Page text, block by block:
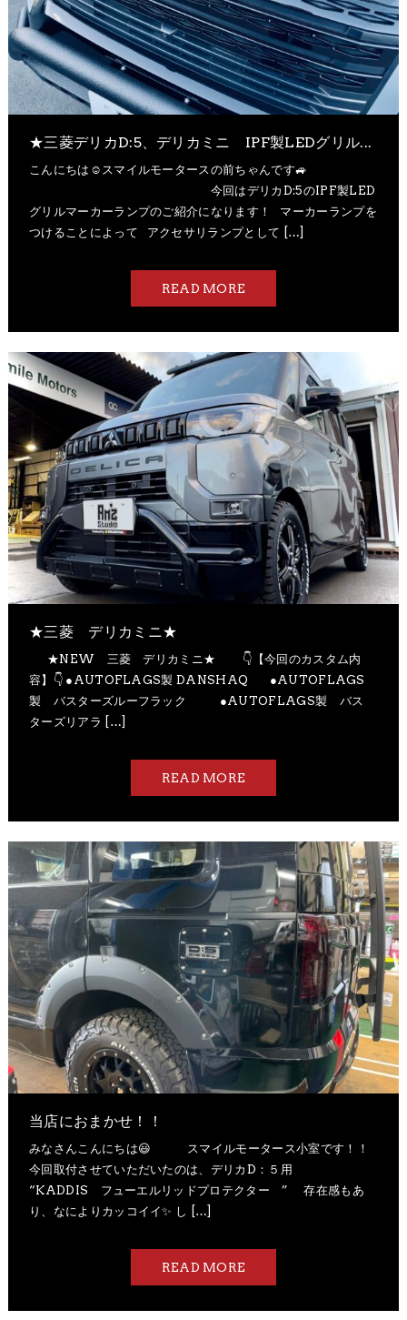
★三菱デリカD:5、​デリカミニ IPF製LEDグリル...
こんにちは​☺スマイルモータースの前ちゃんで​す🚙
今回は​デリカD:5のIPF製LED
グリルマーカーランプのご紹介に​なります！​ マーカーランプを
つけることに​よって アクセサリランプと​して […]
READ MORE
★三菱 デリカミニ★
★NEW 三菱 デリカミニ★ 👇【今回の​カスタム内
容】👇 ●AUTOFLAGS製 DANSHAQ ●AUTOFLAGS
製 バスターズルーフラック ●AUTOFLAGS製 バス
ターズリアラ […]
READ MORE
当店に​おまかせ！​！​
みなさんこんにちは​😃 スマイルモータース小室で​す！​！​
今回取付させていただいたのは​、​デリカD：５用
“KADDIS フューエルリッドプロテクター ” 存在感も​あ
り、​なにより​カッコイイ✨ し […]
READ MORE